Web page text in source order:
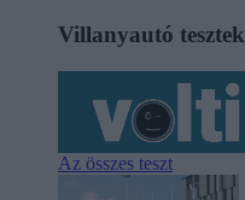
Villanyautó tesztek
Az összes teszt